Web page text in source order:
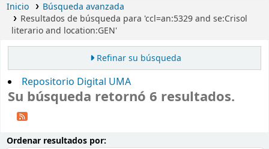
Inicio
Búsqueda avanzada
Resultados de búsqueda para 'ccl=an:5329 and se:Crisol
literario and location:GEN'
Refinar su búsqueda
Repositorio Digital UMA
Su búsqueda retornó 6 resultados.
Ordenar resultados por: